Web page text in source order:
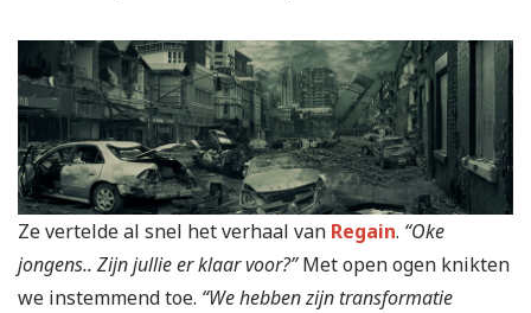
Ze vertelde al snel het verhaal van Regain. “Oke
jongens.. Zijn jullie er klaar voor?”Met open ogen knikten
we instemmend toe. “We hebben zijn transformatie